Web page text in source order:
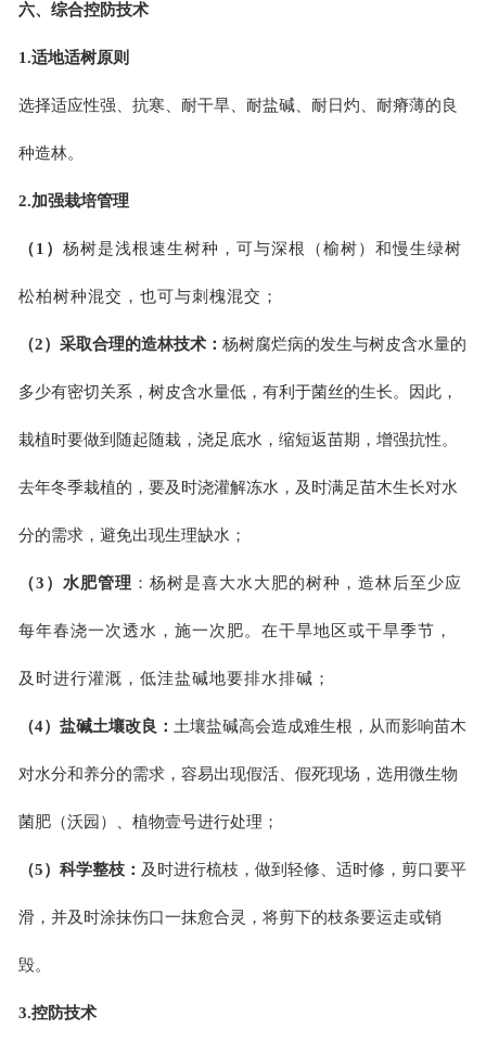
六、综合控防技术
1.适地适树原则
选择适应性强、抗寒、耐干旱、耐盐碱、耐日灼、耐瘠薄的良
种造林。
2.加强栽培管理
（1） 杨树是浅根速生树种，可与深根（榆树）和慢生绿树
松柏树种混交，也可与刺槐混交；
（2） 采取合理的造林技术： 杨树腐烂病的发生与树皮含水量的
多少有密切关系，树皮含水量低，有利于菌丝的生长。因此，
栽植时要做到随起随栽，浇足底水，缩短返苗期，增强抗性。
去年冬季栽植的，要及时浇灌解冻水，及时满足苗木生长对水
分的需求，避免出现生理缺水；
（3）水肥管理 ：杨树是喜大水大肥的树种，造林后至少应
每年春浇一次透水，施一次肥。在干旱地区或干旱季节，
及时进行灌溉，低洼盐碱地要排水排碱；
（4）盐碱土壤改良： 土壤盐碱高会造成难生根，从而影响苗木
对水分和养分的需求，容易出现假活、假死现场，选用微生物
菌肥（沃园）、植物壹号进行处理；
（5）科学整枝： 及时进行梳枝，做到轻修、适时修，剪口要平
滑，并及时涂抹伤口一抹愈合灵，将剪下的枝条要运走或销
毁。
3.控防技术